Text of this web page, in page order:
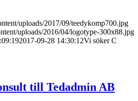
uploads/2017/09/teedykomp700.jpg
uploads/2016/04/logotype-300x88.jpg
2017-09-28 14:30:12Vi söker C
till Tedadmin AB